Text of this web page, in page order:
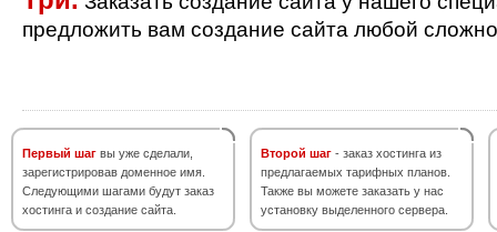
предложить вам создание сайта любой
Первый шаг вы уже сделали,
зарегистрировав доменное имя.
Следующими шагами будут заказ
хостинга и создание сайта.
Второй шаг - заказ хостинга из
предлагаемых тарифных планов.
Также вы можете заказать у нас
установку выделенного сервера.